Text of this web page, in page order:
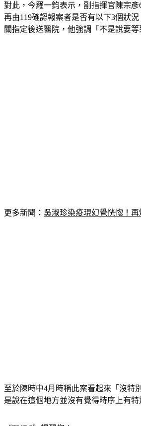
對此，今羅一鈞表示，副指揮官陳宗
再由119確認報案者是否有以下3個狀
關指定後送醫院，他強調「不是說要
更多新聞： 吳淑珍染疫現幻覺恍惚！
至於陳時中4月時稱此案看起來「沒特
是說在這個地方並沒有覺得時序上有